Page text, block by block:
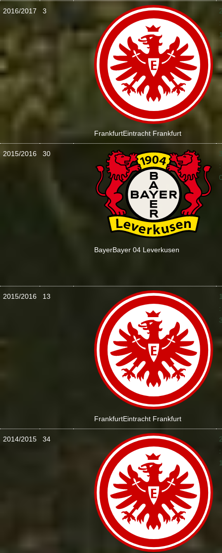
2016/2017 3
FrankfurtEintracht Frankfurt
:
2015/2016 30
BayerBayer 04 Leverkusen
:
2015/2016 13
FrankfurtEintracht Frankfurt
:
2014/2015 34
: